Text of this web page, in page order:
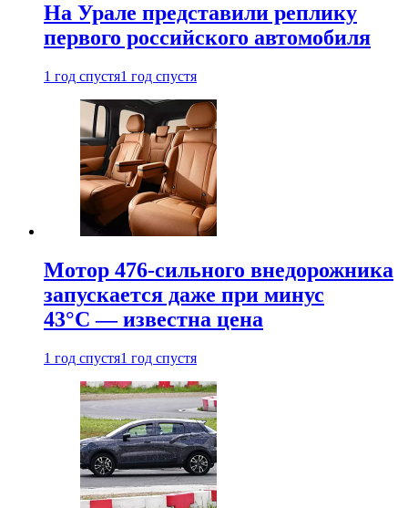
На Урале представили реплику
первого российского автомобиля
1 год спустя1 год спустя
Мотор 476-сильного внедорожника
запускается даже при минус
43°С — известна цена
1 год спустя1 год спустя